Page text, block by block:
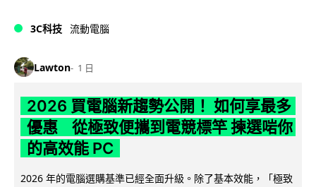
3C科技 流動電腦
Lawton 1 日
2026 買電腦新趨勢公開！ 如何享最多
優惠 從極致便攜到電競標竿 揀選啱你
的高效能 PC
2026 年的電腦選購基準已經全面升級。除了基本效能，「極致